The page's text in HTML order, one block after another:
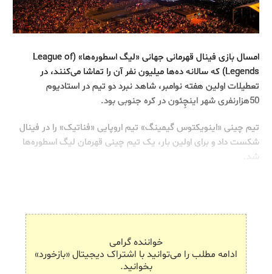
امسال بازی فینال قهرمانی جهانی «لیگ اسطوره‌ها» (League of
Legends) که سالانه ده‌ها میلیون نفر آن را تماشا می‌کنند، در
تعطیلات اولین هفته نوامبر، شاهد نبرد دو تیم در استادیوم
50هزارنفری شهر اینچِئون در کره جنوبی بود.
تیم چینی «اینویکتوس گیمینگ» تیم اروپایی «فناتیک» را در فینال
شکست داد و برای اولین بار، یک تیم چینی قهرمان لیگ اسطوره‌ها
شد.
خواننده گرامی
ادامه مطلب را می‌توانید با اشتراک دیجیتال «بازخورد»
بخوانید.